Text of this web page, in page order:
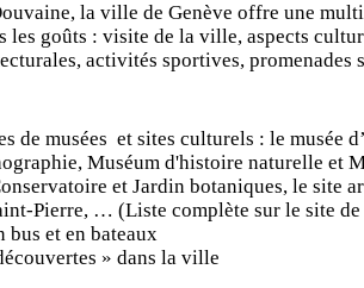
la ville de Genève offre une
les goûts : visite de la ville, aspects
activités sportives,
de musées et sites culturels : le musée
Muséum d'histoire naturelle et
et Jardin botaniques, le site
Pierre, … (Liste complète sur le site
bus et en bateaux
» dans la ville